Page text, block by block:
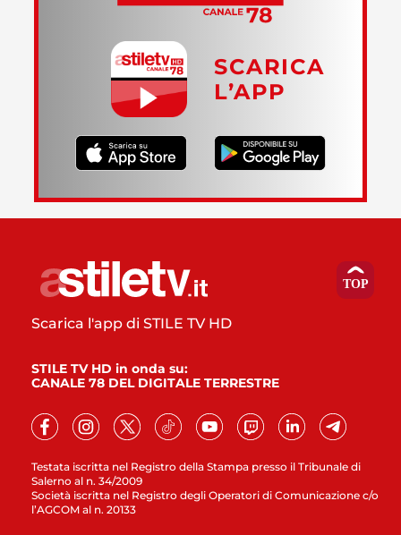
SCARICA
L’APP
Testata iscritta nel Registro della Stampa presso il Tribunale di
Salerno al n. 34/2009
Società iscritta nel Registro degli Operatori di Comunicazione c/o
l’AGCOM al n. 20133
Scarica l'app di STILE TV HD
STILE TV HD in onda su:
CANALE 78 DEL DIGITALE TERRESTRE